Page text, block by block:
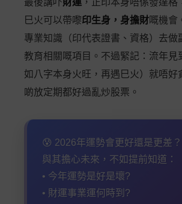
最後講吓財運 ，正印本身唔係發達格
巳火可以帶嚟印生身，身擔財嘅機會
專業知識（印代表證書、資格）去做
教育相關嘅項目。不過緊記：流年見
如八字本身火旺，再遇巳火）就唔好
啲放定期都好過亂炒股票。
😰 2026年運勢會更好還是更差？
與其擔心未來，不如提前知道：
• 今年運勢是好是壞?
• 財運事業運何時到?